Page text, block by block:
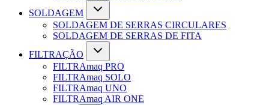
SOLDAGEM
SOLDAGEM DE SERRAS CIRCULARES
SOLDAGEM DE SERRAS DE FITA
FILTRAÇÃO
FILTRAmaq PRO
FILTRAmaq SOLO
FILTRAmaq UNO
FILTRAmaq AIR ONE